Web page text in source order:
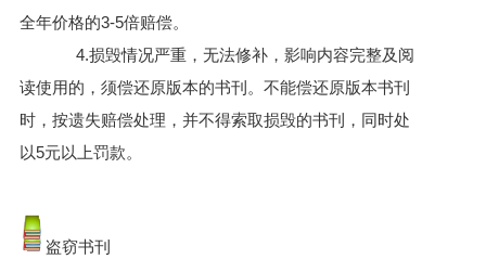
全年价格的3-5倍赔偿。
4.损毁情况严重，无法修补，影响内容完整及阅
读使用的，须偿还原版本的书刊。不能偿还原版本书刊
时，按遗失赔偿处理，并不得索取损毁的书刊，同时处
以5元以上罚款。
盗窃书刊